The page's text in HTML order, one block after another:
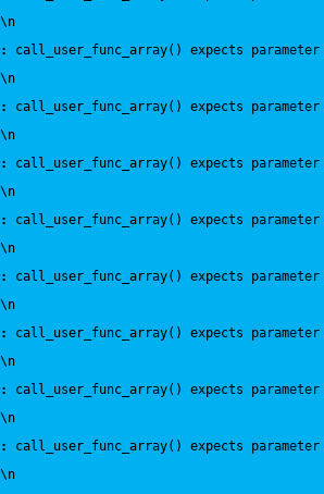
\n
:
call_user_func_array() expects
\n
:
call_user_func_array() expects
\n
:
call_user_func_array() expects
\n
:
call_user_func_array() expects
\n
:
call_user_func_array() expects
\n
:
call_user_func_array() expects
\n
:
call_user_func_array() expects
\n
:
call_user_func_array() expects
\n